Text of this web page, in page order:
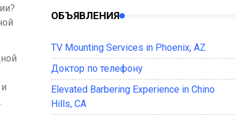
и
ОБЪЯВЛЕНИЯ
TV Mounting Services in Phoenix, AZ
Доктор по телефону
Elevated Barbering Experience in Chino
Hills, CA